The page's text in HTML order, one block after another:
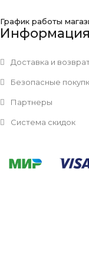
График работы
Информация
Доставка и
Безопасные
Партнеры
Система скидок